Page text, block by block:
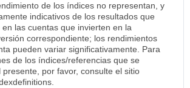
de los índices no representan, y
indicativos de los resultados que
las cuentas que invierten en la
correspondiente; los rendimientos
pueden variar significativamente. Para
de los índices/referencias que se
presente, por favor, consulte el sitio